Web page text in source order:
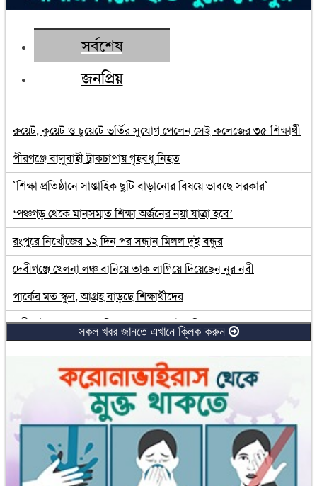
সর্বশেষ
জনপ্রিয়
রুয়েট, কুয়েট ও চুয়েটে ভর্তির সুযোগ পেলেন সেই কলেজের ৩৫ শিক্ষার্থী
পীরগঞ্জে বালুবাহী ট্রাকচাপায় গৃহবধূ নিহত
`শিক্ষা প্রতিষ্ঠানে সাপ্তাহিক ছুটি বাড়ানোর বিষয়ে ভাবছে সরকার`
‘পঞ্চগড় থেকে মানসম্মত শিক্ষা অর্জনের নয়া যাত্রা হবে’
রংপুরে নিখোঁজের ১২ দিন পর সন্ধান মিলল দুই বন্ধুর
দেবীগঞ্জে খেলনা লঞ্চ বানিয়ে তাক লাগিয়ে দিয়েছেন নুর নবী
পার্কের মত স্কুল, আগ্রহ বাড়ছে শিক্ষার্থীদের
রাণীশংকৈলে ভোক্তা অধিকার সংরক্ষণ আইন বিষয়ক সভা
তত্ত্বাবধায়ক সরকারের বিষয়ে আন্তর্জাতিক সমর্থন পাচ্ছে না বিএনপি
দেশে বুস্টার ডোজ পেয়েছেন ৪ কোটির বেশি মানুষ: স্বাস্থ্যমন্ত্রী
সাকিবের বেটউইনার কাণ্ড, ফেসবুকে যা বললেন শিশির
বিদ্যুৎ সাশ্রয়ের লক্ষ্যে শিল্প-কারখানায় এলাকাভেদে সাপ্তাহিক ছুটি
সকল খবর জানতে এখানে ক্লিক করুন